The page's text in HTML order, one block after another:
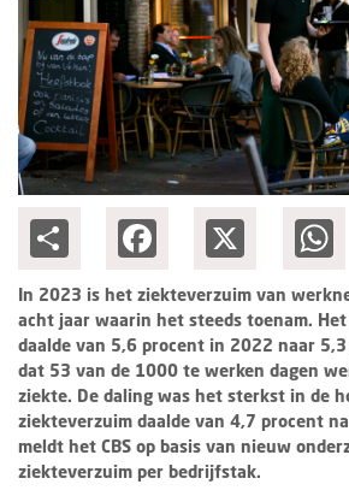
Facebook
In 2023 is het ziekteverzuim van
acht jaar waarin het steeds toenam.
daalde van 5,6 procent in 2022 naar
dat 53 van de 1000 te werken dagen
ziekte. De daling was het sterkst in de
ziekteverzuim daalde van 4,7 procent
meldt het CBS op basis van nieuw
ziekteverzuim per bedrijfstak.